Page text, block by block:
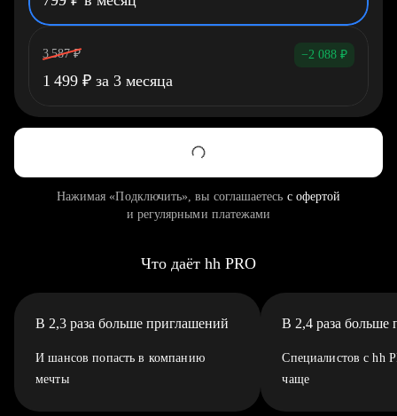
3 587 ₽ −2 088 ₽
1 499 ₽ за 3 месяца
Нажимая «Подключить», вы соглашаетесь с офертой
и регулярными платежами
Что даёт hh PRO
В 2,3 раза больше приглашений
И шансов попасть в компанию
мечты
В 2,4 раза больше
Специалистов с hh
чаще